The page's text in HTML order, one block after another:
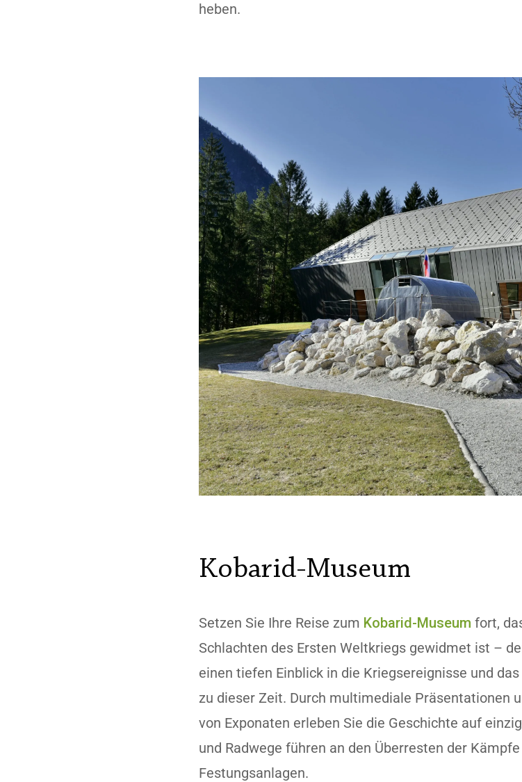
heben.
Kobarid-Museum
Setzen Sie Ihre Reise zum Kobarid-Museum fort,
Schlachten des Ersten Weltkriegs gewidmet ist –
einen tiefen Einblick in die Kriegsereignisse und
zu dieser Zeit. Durch multimediale Präsentationen
von Exponaten erleben Sie die Geschichte auf
und Radwege führen an den Überresten der
Festungsanlagen.